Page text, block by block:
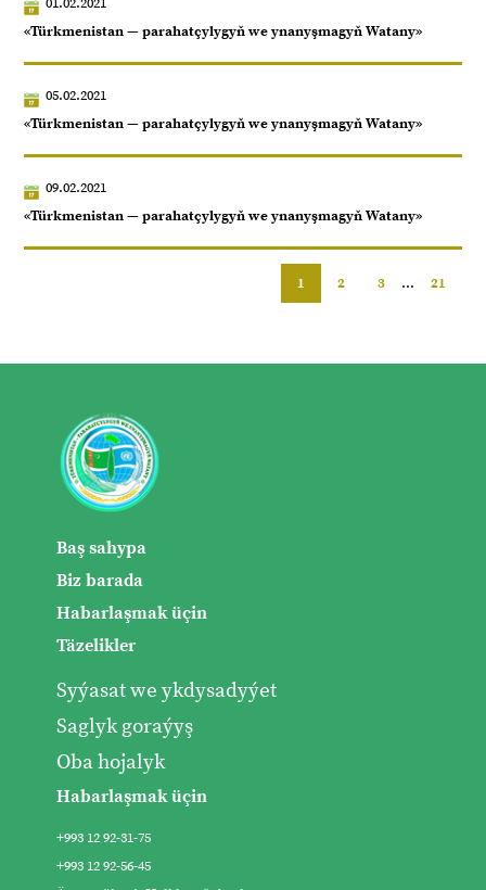
«Türkmenistan — parahatçylygyň we ynanyşmagyň Watany»
05.02.2021
«Türkmenistan — parahatçylygyň we ynanyşmagyň Watany»
09.02.2021
«Türkmenistan — parahatçylygyň we ynanyşmagyň Watany»
1 2 3 ... 21
Baş sahypa
Biz barada
Habarlaşmak üçin
Täzelikler
Syýasat we ykdysadyýet
Saglyk goraýyş
Oba hojalyk
Habarlaşmak üçin
+993 12 92-31-75
+993 12 92-56-45